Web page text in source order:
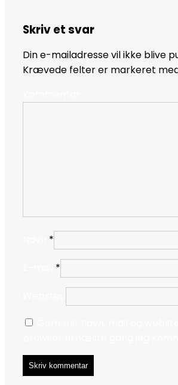
Skriv et svar
Din e-mailadresse vil ikke blive
Krævede felter er markeret
*
*